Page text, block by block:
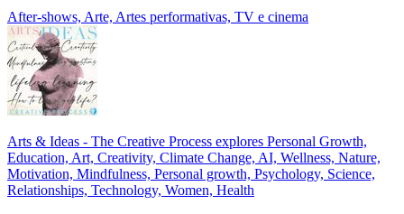
After‑shows, Arte, Artes performativas, TV e cinema
Arts & Ideas - The Creative Process explores Personal Growth,
Education, Art, Creativity, Climate Change, AI, Wellness, Nature,
Motivation, Mindfulness, Personal growth, Psychology, Science,
Relationships, Technology, Women, Health